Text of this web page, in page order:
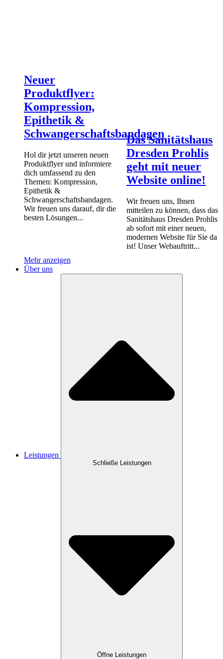
Neuer
Produktflyer:
Kompression,
Epithetik &
Schwangerschaftsbandagen
Hol dir jetzt unseren neuen
Produktflyer und informiere
dich umfassend zu den
Themen: Kompression,
Epithetik &
Schwangerschaftsbandagen.
Wir freuen uns darauf, dir die
besten Lösungen...
Das Sanitätshaus
Dresden Prohlis
geht mit neuer
Website online!
Wir freuen uns, Ihnen
mitteilen zu können, dass das
Sanitätshaus Dresden Prohlis
ab sofort mit einer neuen,
modernen Website für Sie da
ist! Unser Webauftritt...
Mehr anzeigen
Über uns
Leistungen
Schließe Leistungen
Öffne Leistungen